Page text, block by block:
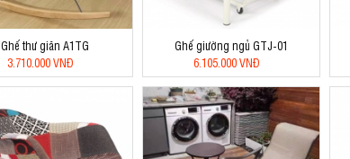
Ghế thư giãn A1TG
3.710.000 VNĐ
Ghế giường ngủ GTJ-01
6.105.000 VNĐ